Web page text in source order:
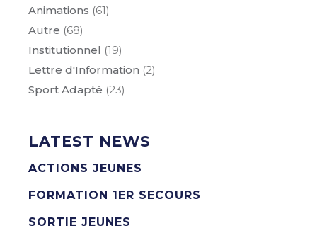
Animations (61)
Autre (68)
Institutionnel (19)
Lettre d'Information (2)
Sport Adapté (23)
LATEST NEWS
ACTIONS JEUNES
FORMATION 1ER SECOURS
SORTIE JEUNES